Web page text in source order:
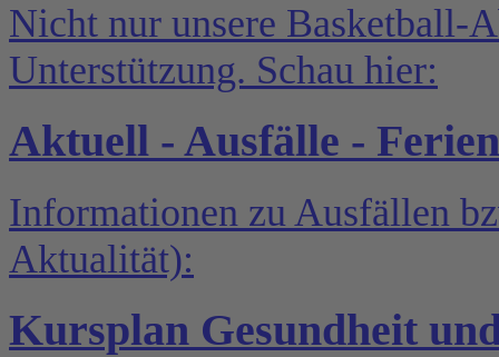
Nicht nur unsere Basketball-
Unterstützung. Schau hier:
Aktuell - Ausfälle -
Informationen zu Ausfällen
Aktualität):
Kursplan Gesundheit